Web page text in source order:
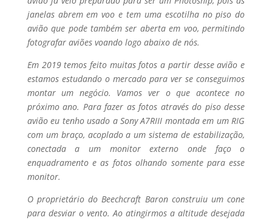
janelas abrem em voo e tem uma escotilha no piso do
avião que pode também ser aberta em voo, permitindo
fotografar aviões voando logo abaixo de nós.
Em 2019 temos feito muitas fotos a partir desse avião e
estamos estudando o mercado para ver se conseguimos
montar um negócio. Vamos ver o que acontece no
próximo ano. Para fazer as fotos através do piso desse
avião eu tenho usado a Sony A7RIII montada em um RIG
com um braço, acoplado a um sistema de estabilização,
conectada a um monitor externo onde faço o
enquadramento e as fotos olhando somente para esse
monitor.
O proprietário do Beechcraft Baron construiu um cone
para desviar o vento. Ao atingirmos a altitude desejada